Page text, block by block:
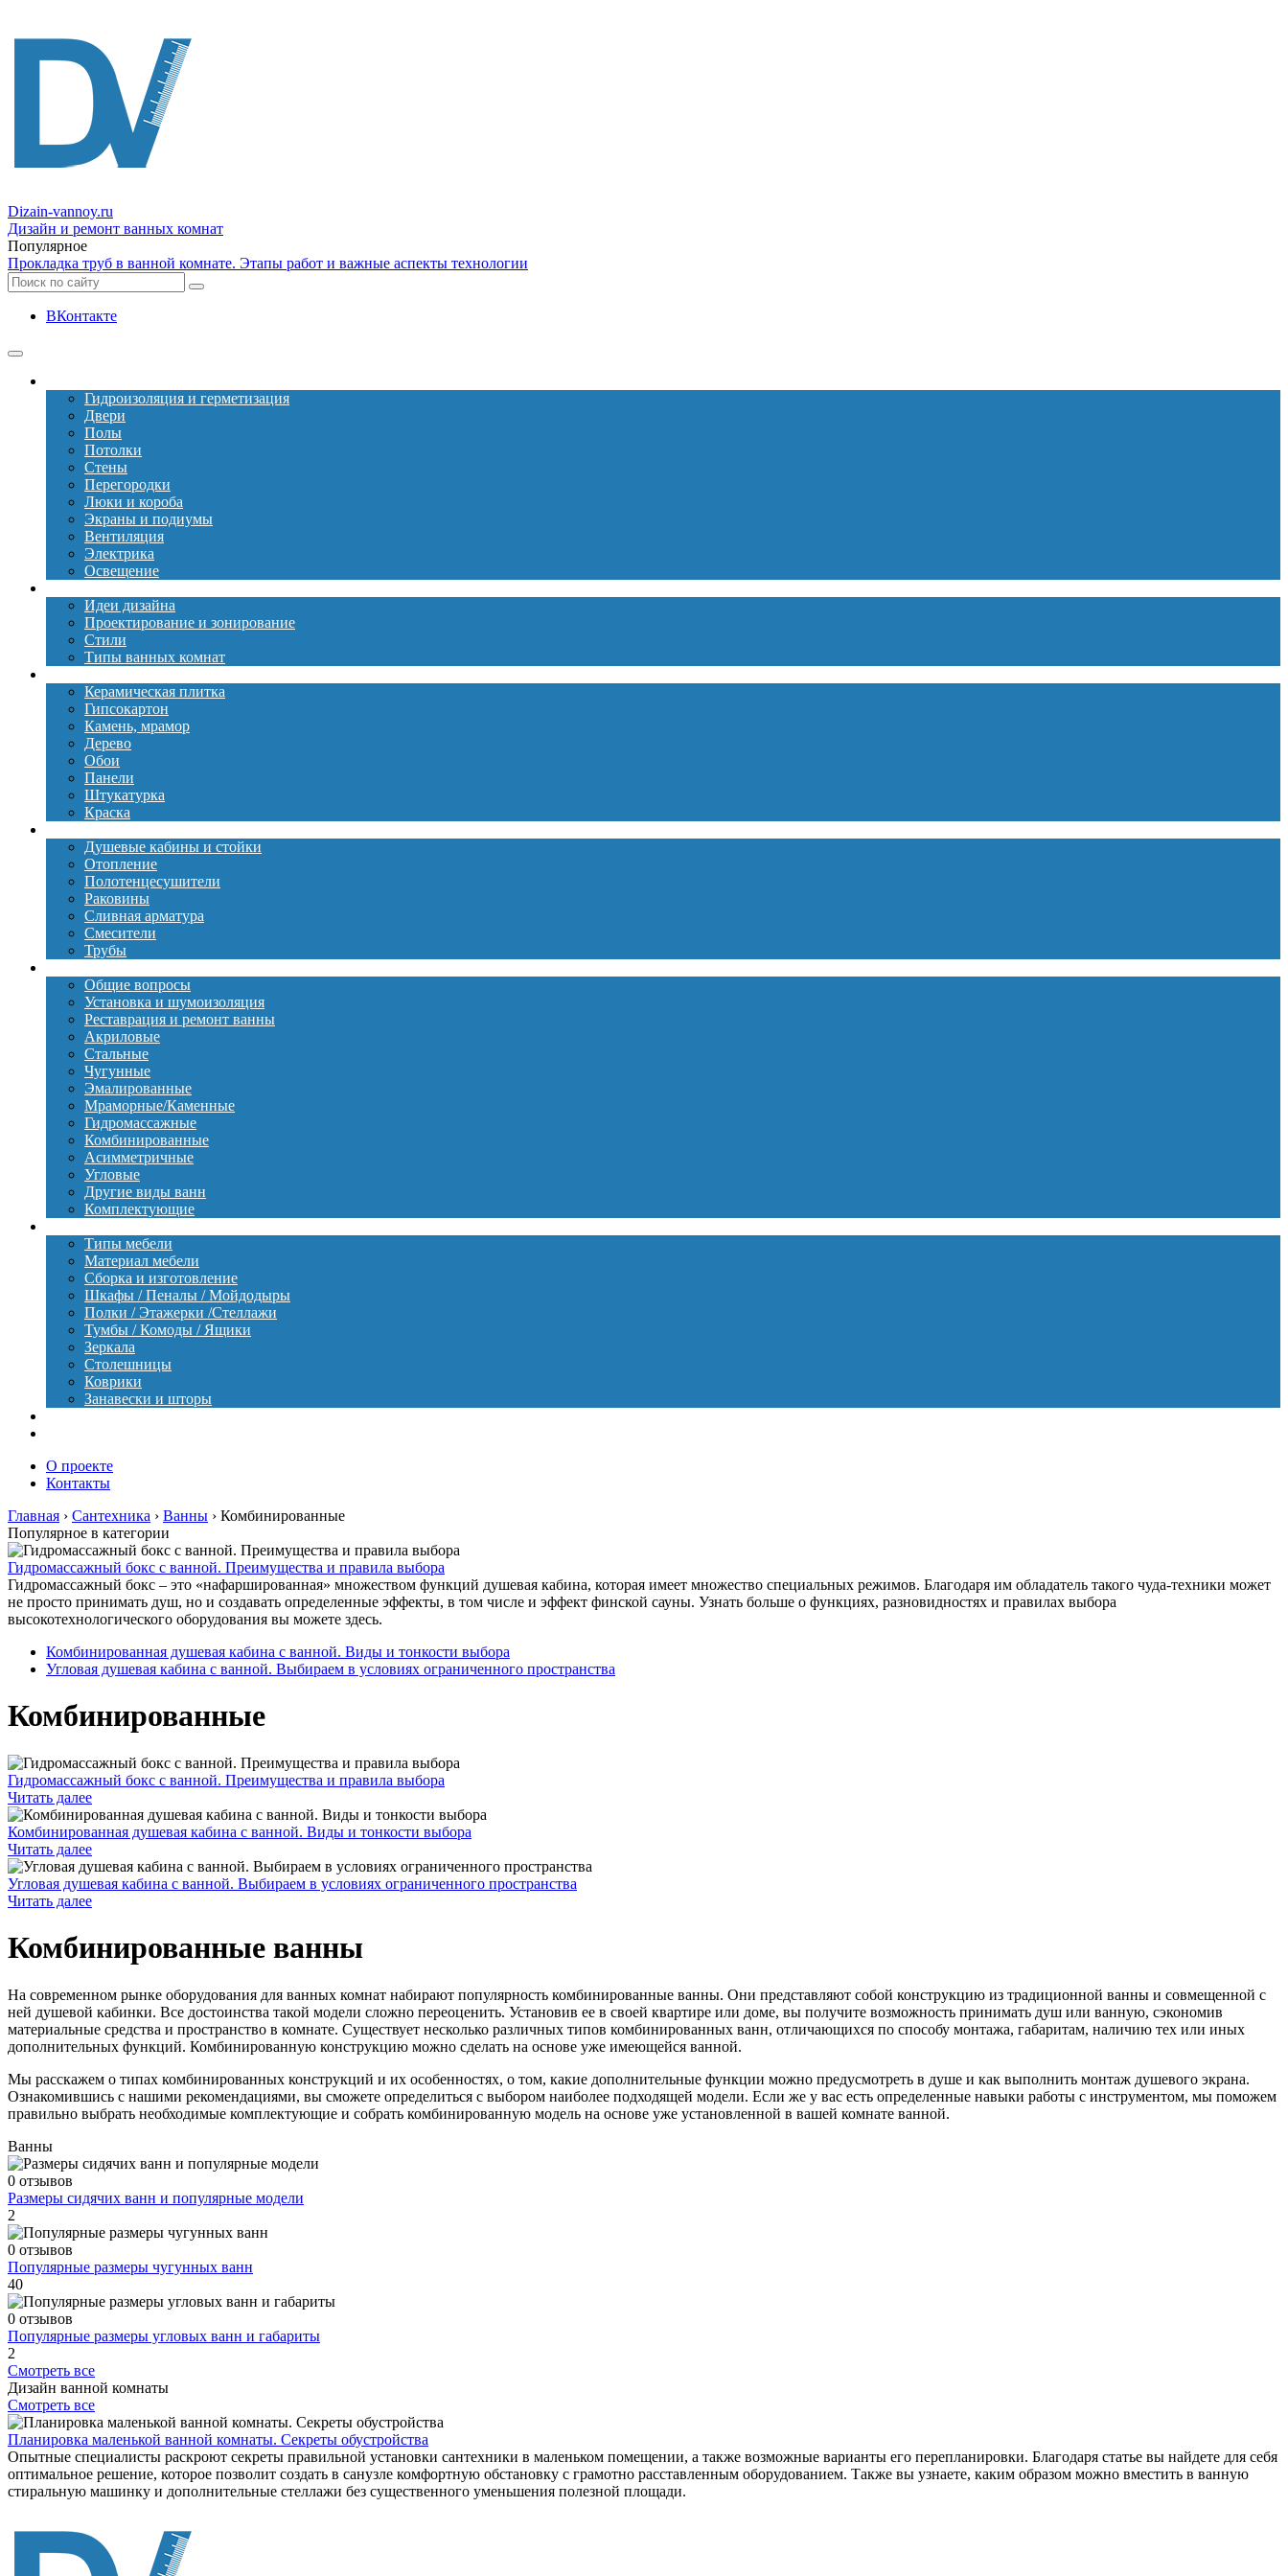
Dizain-vannoy.ru
Дизайн и ремонт ванных комнат
Популярное
Прокладка труб в ванной комнате. Этапы работ и важные аспекты технологии
ВКонтакте
Гидроизоляция и герметизация
Двери
Полы
Потолки
Стены
Перегородки
Люки и короба
Экраны и подиумы
Вентиляция
Электрика
Освещение
Идеи дизайна
Проектирование и зонирование
Стили
Типы ванных комнат
Керамическая плитка
Гипсокартон
Камень, мрамор
Дерево
Обои
Панели
Штукатурка
Краска
Душевые кабины и стойки
Отопление
Полотенцесушители
Раковины
Сливная арматура
Смесители
Трубы
Общие вопросы
Установка и шумоизоляция
Реставрация и ремонт ванны
Акриловые
Стальные
Чугунные
Эмалированные
Мраморные/Каменные
Гидромассажные
Комбинированные
Асимметричные
Угловые
Другие виды ванн
Комплектующие
Типы мебели
Материал мебели
Сборка и изготовление
Шкафы / Пеналы / Мойдодыры
Полки / Этажерки /Стеллажи
Тумбы / Комоды / Ящики
Зеркала
Столешницы
Коврики
Занавески и шторы
О проекте
Контакты
Главная › Сантехника › Ванны › Комбинированные
Популярное в категории
Гидромассажный бокс с ванной. Преимущества и правила выбора
Гидромассажный бокс – это «нафаршированная» множеством функций душевая кабина, которая имеет множество специальных режимов. Благодаря им обладатель такого чуда-техники может
не просто принимать душ, но и создавать определенные эффекты, в том числе и эффект финской сауны. Узнать больше о функциях, разновидностях и правилах выбора
высокотехнологического оборудования вы можете здесь.
Комбинированная душевая кабина с ванной. Виды и тонкости выбора
Угловая душевая кабина с ванной. Выбираем в условиях ограниченного пространства
Комбинированные
Гидромассажный бокс с ванной. Преимущества и правила выбора
Читать далее
Комбинированная душевая кабина с ванной. Виды и тонкости выбора
Читать далее
Угловая душевая кабина с ванной. Выбираем в условиях ограниченного пространства
Читать далее
Комбинированные ванны
На современном рынке оборудования для ванных комнат набирают популярность комбинированные ванны. Они представляют собой конструкцию из традиционной ванны и совмещенной с
ней душевой кабинки. Все достоинства такой модели сложно переоценить. Установив ее в своей квартире или доме, вы получите возможность принимать душ или ванную, сэкономив
материальные средства и пространство в комнате. Существует несколько различных типов комбинированных ванн, отличающихся по способу монтажа, габаритам, наличию тех или иных
дополнительных функций. Комбинированную конструкцию можно сделать на основе уже имеющейся ванной.
Мы расскажем о типах комбинированных конструкций и их особенностях, о том, какие дополнительные функции можно предусмотреть в душе и как выполнить монтаж душевого экрана.
Ознакомившись с нашими рекомендациями, вы сможете определиться с выбором наиболее подходящей модели. Если же у вас есть определенные навыки работы с инструментом, мы поможем
правильно выбрать необходимые комплектующие и собрать комбинированную модель на основе уже установленной в вашей комнате ванной.
Ванны
0 отзывов
Размеры сидячих ванн и популярные модели
2
0 отзывов
Популярные размеры чугунных ванн
40
0 отзывов
Популярные размеры угловых ванн и габариты
2
Смотреть все
Дизайн ванной комнаты
Смотреть все
Планировка маленькой ванной комнаты. Секреты обустройства
Опытные специалисты раскроют секреты правильной установки сантехники в маленьком помещении, а также возможные варианты его перепланировки. Благодаря статье вы найдете для себя
оптимальное решение, которое позволит создать в санузле комфортную обстановку с грамотно расставленным оборудованием. Также вы узнаете, каким образом можно вместить в ванную
стиральную машинку и дополнительные стеллажи без существенного уменьшения полезной площади.